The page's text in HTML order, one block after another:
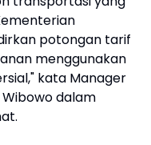
potongan tarif
menggunakan
kata Manager
dalam